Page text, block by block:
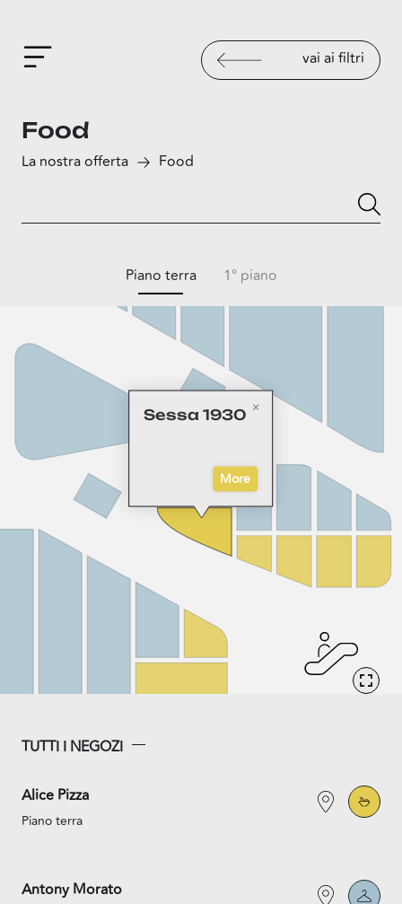
vai ai filtri
Food
La nostra offerta Food
Sessa 1930
More
Piano terra 1° piano
TUTTI I NEGOZI
Alice Pizza
Piano terra
Antony Morato